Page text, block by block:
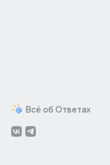
Всё об Ответах